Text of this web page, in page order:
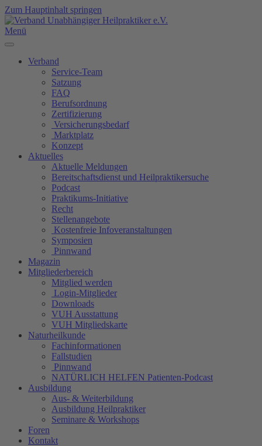
Zum Hauptinhalt springen
Menü
Verband
Service-Team
Satzung
FAQ
Berufsordnung
Zertifizierung
Versicherungsbedarf
Marktplatz
Konzept
Aktuelles
Aktuelle Meldungen
Bereitschaftsdienst und Heilpraktikersuche
Podcast
Praktikums-Initiative
Recht
Stellenangebote
Kostenfreie Infoveranstaltungen
Symposien
Pinnwand
Magazin
Mitgliederbereich
Mitglied werden
Login-Mitglieder
Downloads
VUH Ausstattung
VUH Mitgliedskarte
Naturheilkunde
Fachinformationen
Fallstudien
Pinnwand
NATÜRLICH HELFEN Patienten-Podcast
Ausbildung
Aus- & Weiterbildung
Ausbildung Heilpraktiker
Seminare & Workshops
Foren
Kontakt